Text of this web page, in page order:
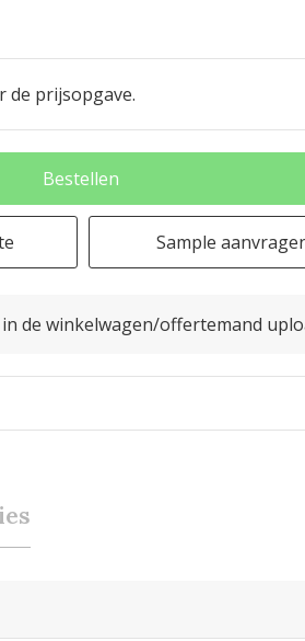
de prijsopgave.
Bestellen
Sample
de winkelwagen/offertemand